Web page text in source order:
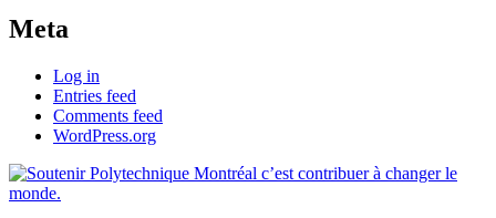
Meta
Log in
Entries feed
Comments feed
WordPress.org